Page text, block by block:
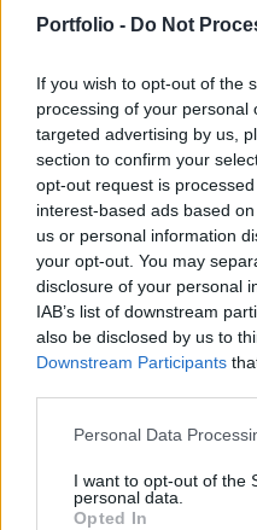
Portfolio - Do Not
If you wish to opt-out of the
processing of your personal
targeted advertising by us,
section to confirm your
opt-out request is
interest-based ads based
us or personal information
your opt-out. You may
disclosure of your personal
IAB’s list of downstream
also be disclosed by us to
Downstream Participants
Personal Data
I want to opt-out of the
personal data.
Opted In
jelentették be, mikor
átmeneti szünet után.
Portfolio-MAGE Járműipar
járműiparról, új
MAGE Járműipar 2020
az eseményre:Információ
a fontos bejelentéseket a
gyártókapacitással
hétvége utáni első
KEDVES
tartozik, melynek
regisztrációhoz kötött.
Az előfizetés a